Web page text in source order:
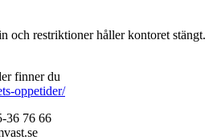
och restriktioner håller kontoret stängt.
finner du
oppetider/
36 76 66